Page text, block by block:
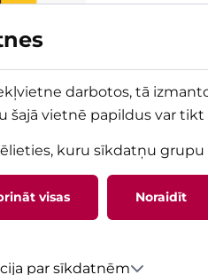
darbotos, tā
šajā vietnē papildus var
kuru sīkdatņu
visas Noraidīt
par sīkdatnēm
par